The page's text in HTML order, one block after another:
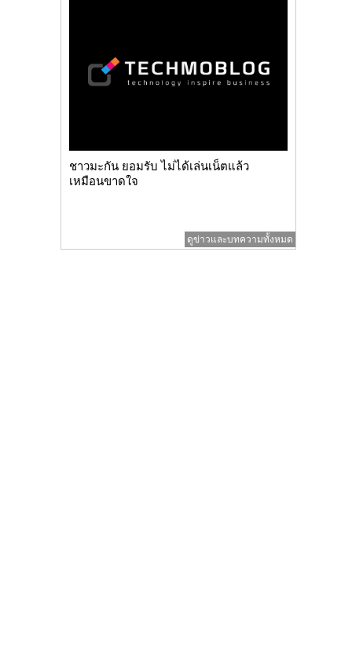
ชาวมะกัน ยอมรับ ไม่ได้เล่นเน็ตแล้ว
เหมือนขาดใจ
ดูข่าวและบทความทั้งหมด